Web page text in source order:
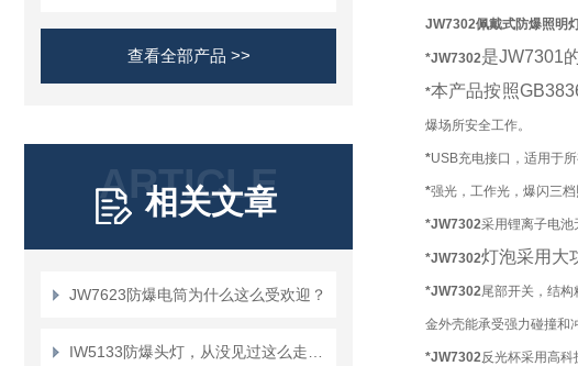
查看全部产品 >>
ARTICLE
相关文章
JW7623防爆电筒为什么这么受欢迎？
JW7302佩戴式防爆照明
*JW7302是JW7301
*本产品按照
爆场所安全工作。
*USB充电接口，适用于
*强光，工作光，爆闪三档
*JW7302采用锂离子电池
*JW7302灯泡采用大
*JW7302尾部开关，结构
金外壳能承受强力碰撞和
*JW7302反光杯采用高科